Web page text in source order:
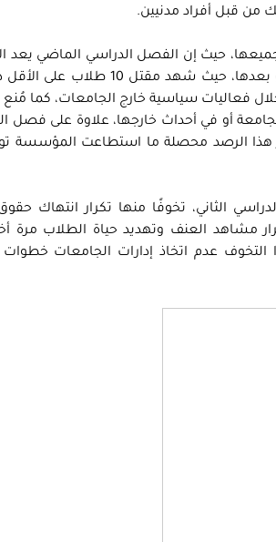
من قبل أفراد مدنيين.
حيث إن الفصل الدراسي الماضي يعد
حيث حجم الانتهاكات مقارنة بأي فصل دراسي آخر؛ سواء قبل ثورة يناير أو
فعاليات سياسية خارج الجامعات، كما مُنع
أو في أحداث خارجها، علاوة على فصل
هذا الرصد محصلة ما استطاعت المؤسسة
الثاني، تخوفًا منها تكرار انتهاك
مشاهد العنف وتهديد حياة الطلاب مرة
التخوف عدم اتخاذ إدارات الجامعات